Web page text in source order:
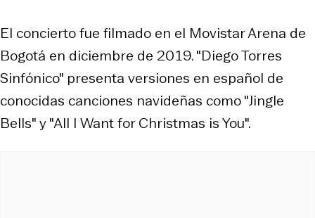
El concierto fue filmado en el Movistar Arena de
Bogotá en diciembre de 2019. "Diego Torres
Sinfónico" presenta versiones en español de
conocidas canciones navideñas como "Jingle
Bells" y "All I Want for Christmas is You".